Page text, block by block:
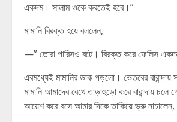
একদম। সালাম ওকে করতেই হবে।”
মামানি বিরক্ত হয়ে বললেন,
—” তোরা পারিসও বটে। বিরক্ত করে ফেলিস
এরমধ্যেই মামানির ডাক পড়লো। ভেতরের বারান্দায়
মামানি আমাদের রেখে তাড়াহুড়ো করে বারান্দায়
আয়েশ করে বসে আমার দিকে তাকিয়ে ভ্রু নাচালেন,